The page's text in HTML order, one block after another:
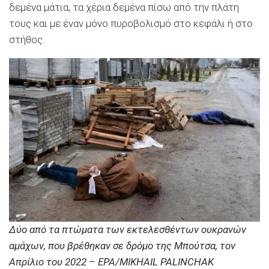
δεμένα μάτια, τα χέρια δεμένα πίσω από την πλάτη
τους και με έναν μόνο πυροβολισμό στο κεφάλι ή στο
στήθος.
Δύο από τα πτώματα των εκτελεσθέντων ουκρανών
αμάχων, που βρέθηκαν σε δρόμο της Μπούτσα, τον
Απρίλιο του 2022 – EPA/MIKHAIL PALINCHAK